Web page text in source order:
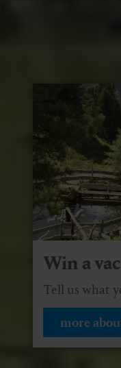
Win a
Tell us what
more